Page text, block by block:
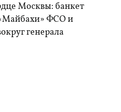
Москвы: банкет
ФСО и
генерала